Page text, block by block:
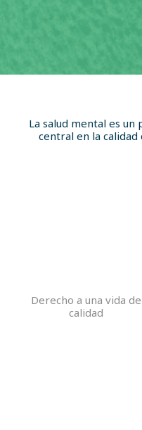
La salud mental es
central en la calidad
Derecho a una vida de
calidad